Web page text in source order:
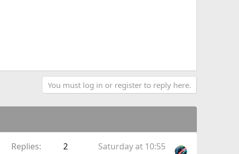
You must log in or register to reply here.
Replies 2 Saturday at 10:55